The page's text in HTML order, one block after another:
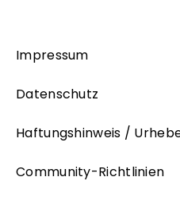
Impressum
Datenschutz
Haftungshinweis /
Community-Richtlinien